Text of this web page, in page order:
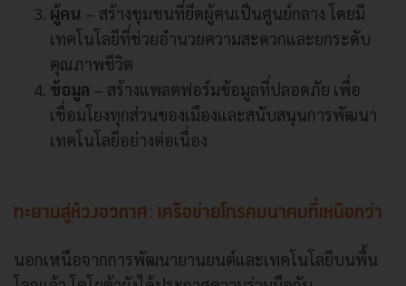
ผู้คน – สร้างชุมชนที่ยึดผู้คนเป็นศูนย์กลาง โดยมี
เทคโนโลยีที่ช่วยอำนวยความสะดวกและยกระดับ
คุณภาพชีวิต
ข้อมูล – สร้างแพลตฟอร์มข้อมูลที่ปลอดภัย เพื่อ
เชื่อมโยงทุกส่วนของเมืองและสนับสนุนการพัฒนา
เทคโนโลยีอย่างต่อเนื่อง
ทะยานสู่ห้วงอวกาศ: เครือข่ายโทรคมนาคมที่เหนือกว่า
นอกเหนือจากการพัฒนายานยนต์และเทคโนโลยีบนพื้น